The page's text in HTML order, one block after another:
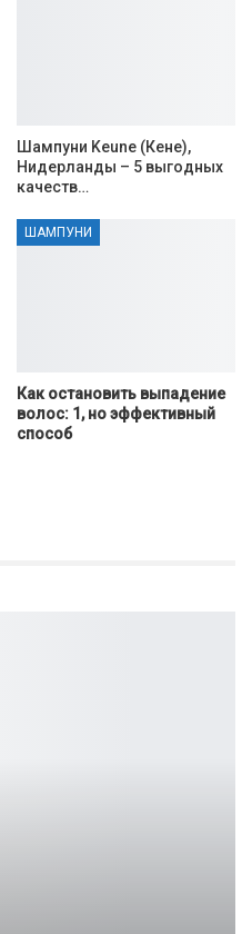
Шампуни Keune (Кене),
Нидерланды – 5 выгодных
качеств…
ШАМПУНИ
Как остановить выпадение
волос: 1, но эффективный
способ